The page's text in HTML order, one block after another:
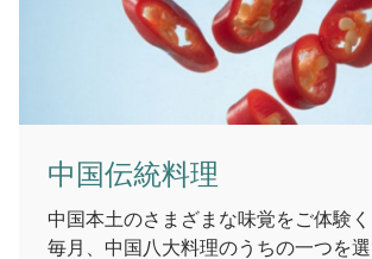
中国伝統料理
中国本土のさまざまな味覚をご体験く
毎月、中国八大料理のうちの一つを